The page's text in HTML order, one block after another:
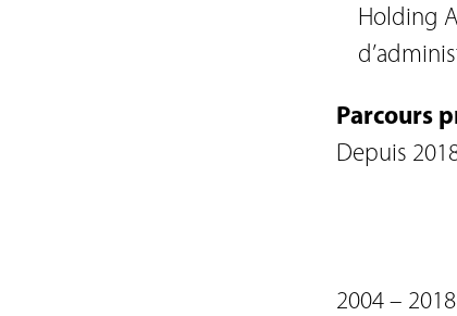
Holding
Parcours
Depuis
2004 – 2018